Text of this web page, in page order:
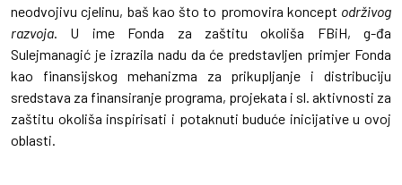
neodvojivu cjelinu, baš kao što to promovira koncept održivog
razvoja. U ime Fonda za zaštitu okoliša FBiH, g-đa
Sulejmanagić je izrazila nadu da će predstavljen primjer Fonda
kao finansijskog mehanizma za prikupljanje i distribuciju
sredstava za finansiranje programa, projekata i sl. aktivnosti za
zaštitu okoliša inspirisati i potaknuti buduće inicijative u ovoj
oblasti.